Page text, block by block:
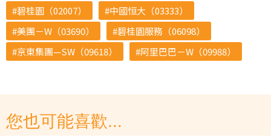
碧桂園（02007）
中國恒大（03333）
美團－W（03690）
碧桂園服務（06098）
京東集團—SW（09618）
阿里巴巴－W（09988）
您也可能喜歡...